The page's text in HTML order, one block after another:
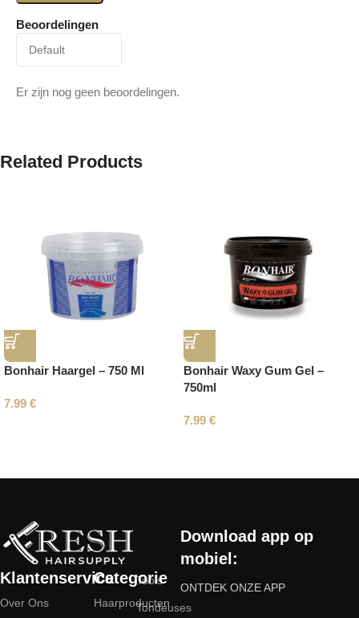
Beoordelingen
Er zijn nog geen beoordelingen.
Related Products
Bonhair Haargel – 750 Ml
7.99 €
Bonhair Waxy Gum Gel –
750ml
7.99 €
Klantenservice
Over Ons
Categorie
Haarproducten
Tools
Tondeuses
Download app op
mobiel:
ONTDEK ONZE APP